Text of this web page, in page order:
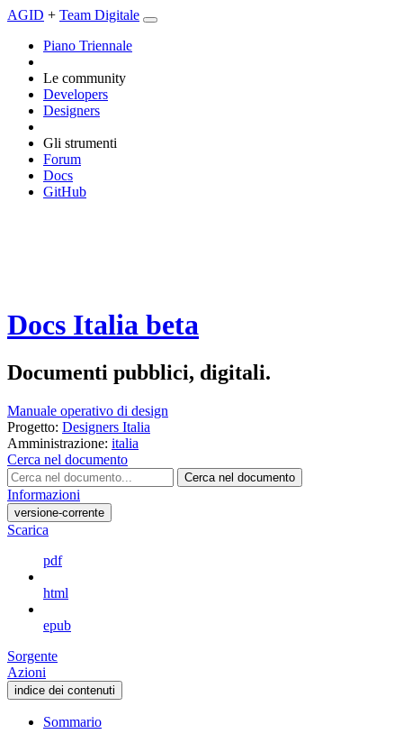
AGID + Team Digitale
Piano Triennale
Le community
Developers
Designers
Gli strumenti
Forum
Docs
GitHub
Docs Italia beta
Documenti pubblici, digitali.
Manuale operativo di design
Progetto: Designers Italia
Amministrazione: italia
Cerca nel documento
Cerca nel documento
Informazioni
versione-corrente
Scarica
pdf
html
epub
Sorgente
Azioni
indice dei contenuti
Sommario